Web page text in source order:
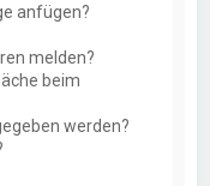
anfügen?
melden?
beim
werden?